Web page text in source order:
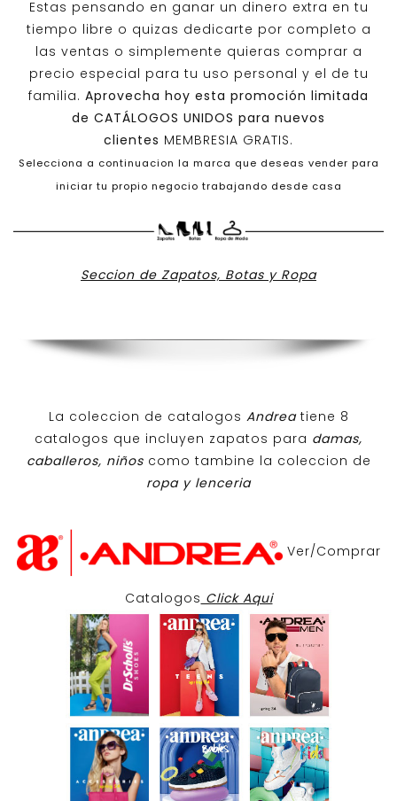
Estas pensando en ganar un dinero extra en tu
tiempo libre o quizas dedicarte por completo a
las ventas o simplemente quieras comprar a
precio especial para tu uso personal y el de tu
familia. Aprovecha hoy esta promoción limitada
de CATÁLOGOS UNIDOS para nuevos
clientes MEMBRESIA GRATIS.
Selecciona a continuacion la marca que deseas vender para
iniciar tu propio negocio trabajando desde casa
Seccion de Zapatos, Botas y Ropa
La coleccion de catalogos Andreatiene 8
catalogos que incluyen zapatos para damas,
caballeros, niños como tambine la coleccion de
ropa y lenceria
Ver/Comprar
Catalogos Click Aqui